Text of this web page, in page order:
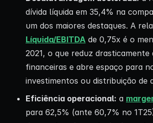
dívida líquida em 35,4% na
um dos maiores destaques. A
Líquida/EBITDA de 0,75x é o
2021, o que reduz drasticamente
financeiras e abre espaço para
investimentos ou distribuição de
Eficiência operacional: a
para 62,5% (ante 60,7% no